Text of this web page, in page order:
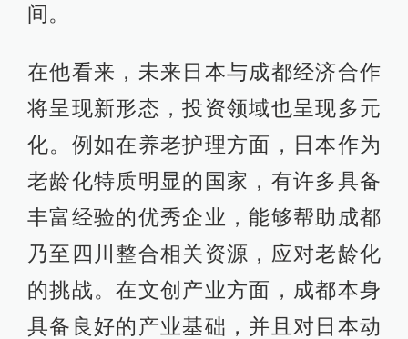
间。
在他看来，未来日本与成都经济合作
将呈现新形态，投资领域也呈现多元
化。例如在养老护理方面，日本作为
老龄化特质明显的国家，有许多具备
丰富经验的优秀企业，能够帮助成都
乃至四川整合相关资源，应对老龄化
的挑战。在文创产业方面，成都本身
具备良好的产业基础，并且对日本动